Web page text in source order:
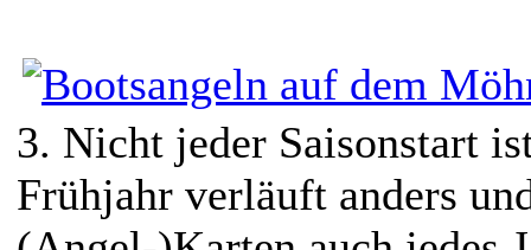
3. Nicht jeder Saisonstart
Frühjahr verläuft anders